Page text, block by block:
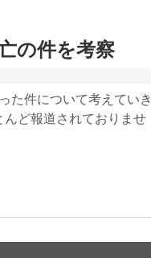
の件を考察
た件について考えていき
んど報道されておりませ